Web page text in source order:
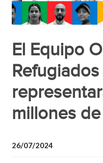
El Equipo
millones
26/07/2024